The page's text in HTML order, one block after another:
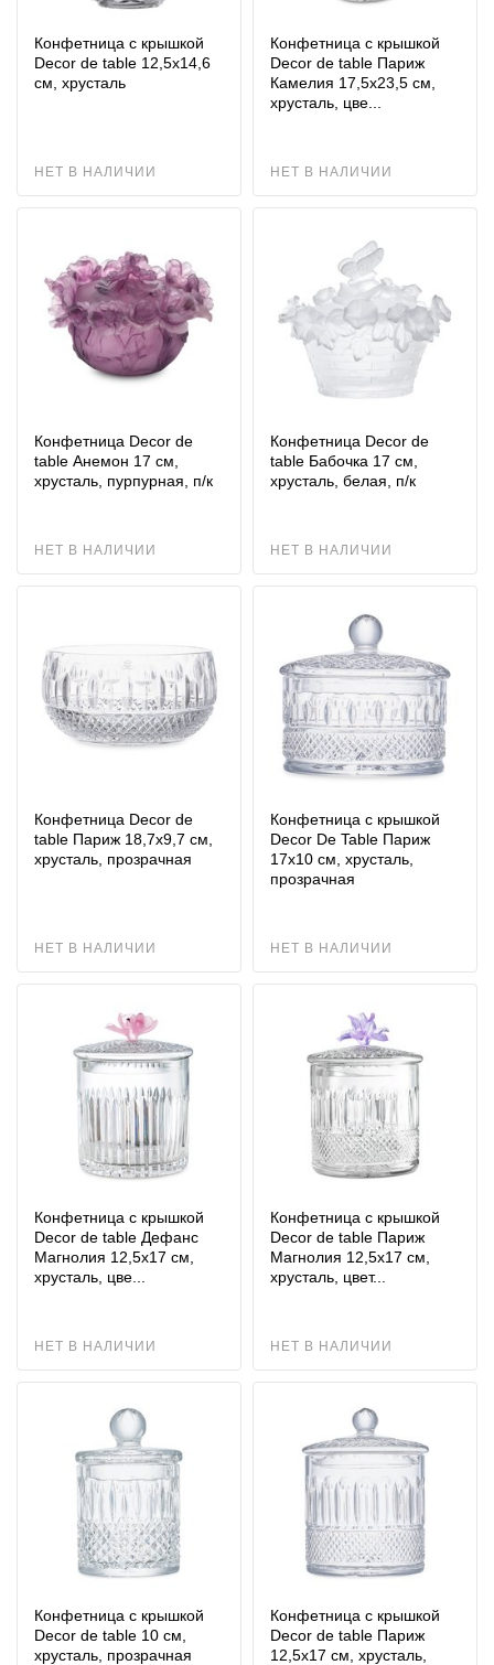
Конфетница с крышкой
Decor de table 12,5х14,6
см, хрусталь
НЕТ В НАЛИЧИИ
Конфетница с крышкой
Decor de table Париж
Камелия 17,5х23,5 см,
хрусталь, цве...
НЕТ В НАЛИЧИИ
Конфетница Decor de
table Анемон 17 см,
хрусталь, пурпурная, п/к
НЕТ В НАЛИЧИИ
Конфетница Decor de
table Бабочка 17 см,
хрусталь, белая, п/к
НЕТ В НАЛИЧИИ
Конфетница Decor de
table Париж 18,7х9,7 см,
хрусталь, прозрачная
НЕТ В НАЛИЧИИ
Конфетница с крышкой
Decor De Table Париж
17х10 см, хрусталь,
прозрачная
НЕТ В НАЛИЧИИ
Конфетница с крышкой
Decor de table Дефанс
Магнолия 12,5х17 см,
хрусталь, цве...
НЕТ В НАЛИЧИИ
Конфетница с крышкой
Decor de table Париж
Магнолия 12,5х17 см,
хрусталь, цвет...
НЕТ В НАЛИЧИИ
Конфетница с крышкой
Decor de table 10 см,
хрусталь, прозрачная
Конфетница с крышкой
Decor de table Париж
12,5х17 см, хрусталь,